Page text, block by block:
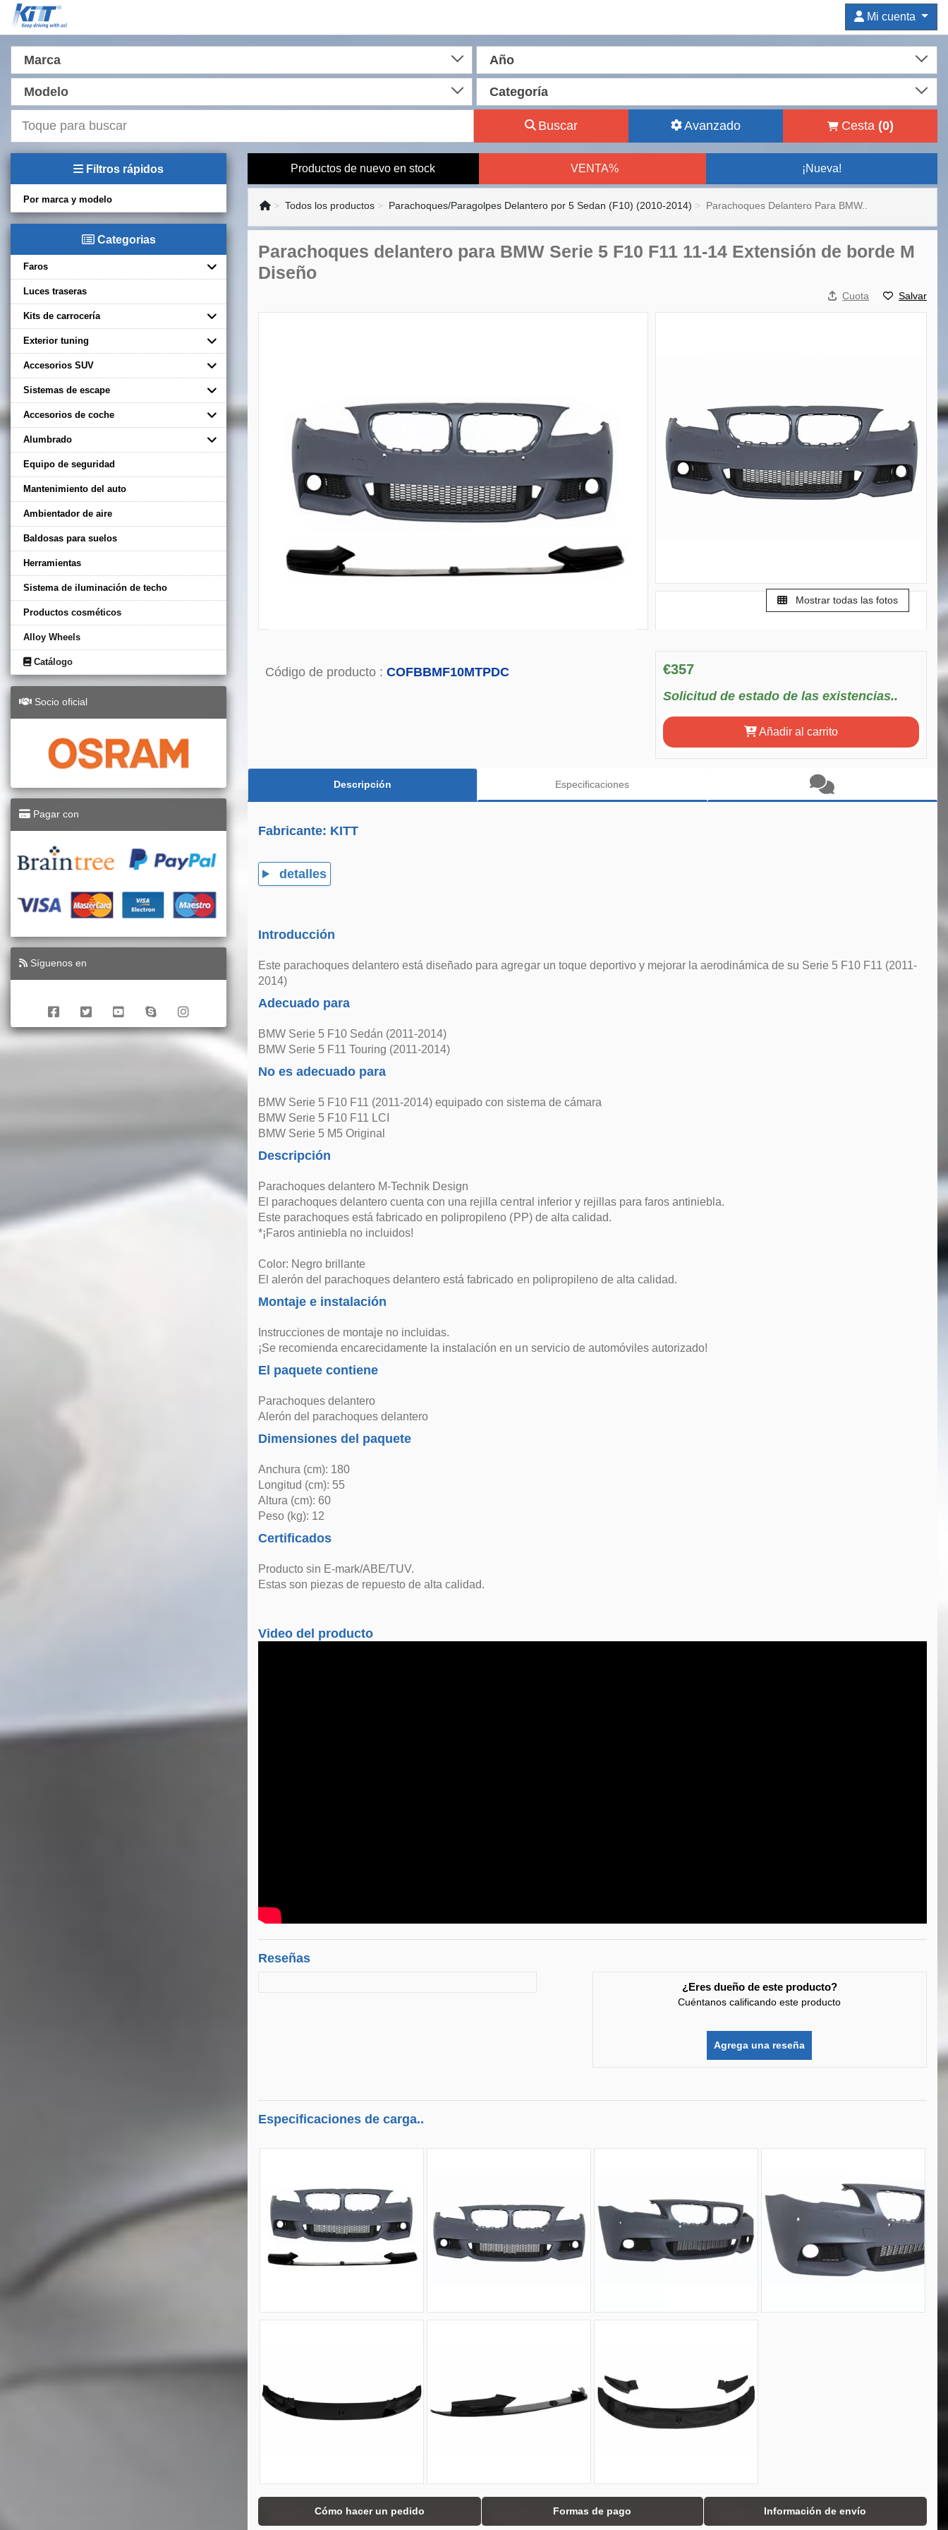
Mi cuenta
Marca Año
Modelo Categoría
Buscar Avanzado Cesta (0)
Filtros rápidos
Por marca y modelo
Categorias
Faros
Luces traseras
Kits de carrocería
Exterior tuning
Accesorios SUV
Sistemas de escape
Accesorios de coche
Alumbrado
Equipo de seguridad
Mantenimiento del auto
Ambientador de aire
Baldosas para suelos
Herramientas
Sistema de iluminación de techo
Productos cosméticos
Alloy Wheels
Catálogo
Socio oficial
Pagar con
Síguenos en
Productos de nuevo en stock VENTA% ¡Nueva!
Todos los productos Parachoques/Paragolpes Delantero por 5 Sedan (F10) (2010-2014) Parachoques Delantero Para BMW..
Parachoques delantero para BMW Serie 5 F10 F11 11-14 Extensión de borde M
Diseño
Cuota Salvar
Mostrar todas las fotos
Código de producto : COFBBMF10MTPDC €357
Solicitud de estado de las existencias..
Añadir al carrito
Descripción Especificaciones
Fabricante: KITT
detalles
Introducción
Este parachoques delantero está diseñado para agregar un toque deportivo y mejorar la aerodinámica de su Serie 5 F10 F11 (2011-
2014)
Adecuado para
BMW Serie 5 F10 Sedán (2011-2014)
BMW Serie 5 F11 Touring (2011-2014)
No es adecuado para
BMW Serie 5 F10 F11 (2011-2014) equipado con sistema de cámara
BMW Serie 5 F10 F11 LCI
BMW Serie 5 M5 Original
Descripción
Parachoques delantero M-Technik Design
El parachoques delantero cuenta con una rejilla central inferior y rejillas para faros antiniebla.
Este parachoques está fabricado en polipropileno (PP) de alta calidad.
*¡Faros antiniebla no incluidos!
Color: Negro brillante
El alerón del parachoques delantero está fabricado en polipropileno de alta calidad.
Montaje e instalación
Instrucciones de montaje no incluidas.
¡Se recomienda encarecidamente la instalación en un servicio de automóviles autorizado!
El paquete contiene
Parachoques delantero
Alerón del parachoques delantero
Dimensiones del paquete
Anchura (cm): 180
Longitud (cm): 55
Altura (cm): 60
Peso (kg): 12
Certificados
Producto sin E-mark/ABE/TUV.
Estas son piezas de repuesto de alta calidad.
Video del producto
Reseñas
¿Eres dueño de este producto?
Cuéntanos calificando este producto
Agrega una reseña
Especificaciones de carga..
Cómo hacer un pedido Formas de pago Información de envío